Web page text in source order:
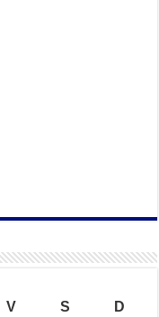
V S
D